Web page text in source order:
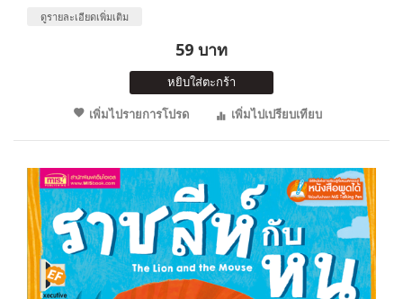
ดูรายละเอียดเพิ่มเติม
59 บาท
หยิบใส่ตะกร้า
เพิ่มไปรายการโปรด
เพิ่มไปเปรียบเทียบ